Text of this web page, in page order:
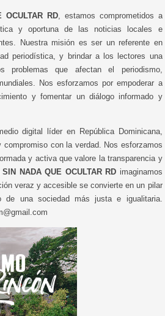
OCULTAR RD, estamos comprometidos a
y oportuna de las noticias locales e
Nuestra misión es ser un referente en
periodística, y brindar a los lectores una
problemas que afectan el periodismo,
Nos esforzamos por empoderar a
y fomentar un diálogo informado y
digital líder en República Dominicana,
compromiso con la verdad. Nos esforzamos
y activa que valore la transparencia y
SIN NADA QUE OCULTAR RD imaginamos
veraz y accesible se convierte en un pilar
de una sociedad más justa e igualitaria.